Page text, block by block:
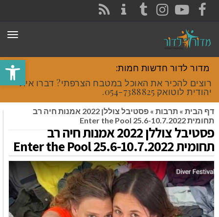
פתח
FACEBOOK
YOUTUBE
INSTAGRAM
TUMBLR
מדור לדור חדשות חמות:
רוצים להכיר את האוכל במטבח הצרפתי? דברו איתי
יהודית לוטואק 054-7388825.
דף הבית » תרבות »
פסטיבל צוללן 2022 אמנות חיה רב
תחומית Enter the Pool 25.6-10.7.2022
פסטיבל צוללן 2022 אמנות חיה רב
תחומית Enter the Pool 25.6-10.7.2022